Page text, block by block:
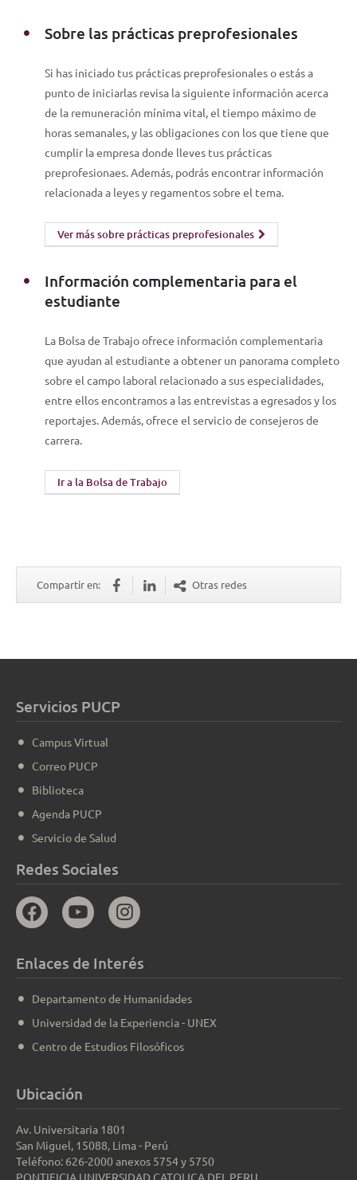
Sobre las prácticas preprofesionales
Si has iniciado tus prácticas preprofesionales o estás a
punto de iniciarlas revisa la siguiente información acerca
de la remuneración mínima vital, el tiempo máximo de
horas semanales, y las obligaciones con los que tiene que
cumplir la empresa donde lleves tus prácticas
preprofesionaes. Además, podrás encontrar información
relacionada a leyes y regamentos sobre el tema.
Ver más sobre prácticas preprofesionales
Información complementaria para el
estudiante
La Bolsa de Trabajo ofrece información complementaria
que ayudan al estudiante a obtener un panorama completo
sobre el campo laboral relacionado a sus especialidades,
entre ellos encontramos a las entrevistas a egresados y los
reportajes. Además, ofrece el servicio de consejeros de
carrera.
Ir a la Bolsa de Trabajo
Compartir en: Otras redes
Servicios PUCP
Campus Virtual
Correo PUCP
Biblioteca
Agenda PUCP
Servicio de Salud
Redes Sociales
Enlaces de Interés
Departamento de Humanidades
Universidad de la Experiencia - UNEX
Centro de Estudios Filosóficos
Ubicación
Av. Universitaria 1801
San Miguel, 15088, Lima - Perú
Teléfono: 626-2000 anexos 5754 y 5750
PONTIFICIA UNIVERSIDAD CATOLICA DEL PERU